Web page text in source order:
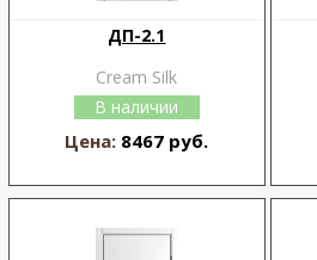
ДП-2.1
Cream Silk
В наличии
Цена: 8467 руб.